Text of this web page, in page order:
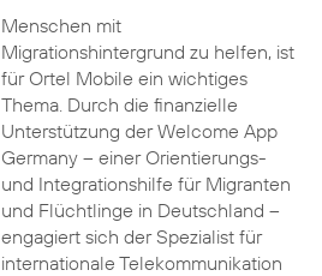
Menschen mit
Migrationshintergrund zu helfen, ist
für Ortel Mobile ein wichtiges
Thema. Durch die finanzielle
Unterstützung der Welcome App
Germany – einer Orientierungs-
und Integrationshilfe für Migranten
und Flüchtlinge in Deutschland –
engagiert sich der Spezialist für
internationale Telekommunikation